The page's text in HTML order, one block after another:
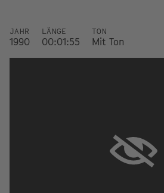
JAHR
1990
LÄNGE
00:01:55
TON
Mit Ton